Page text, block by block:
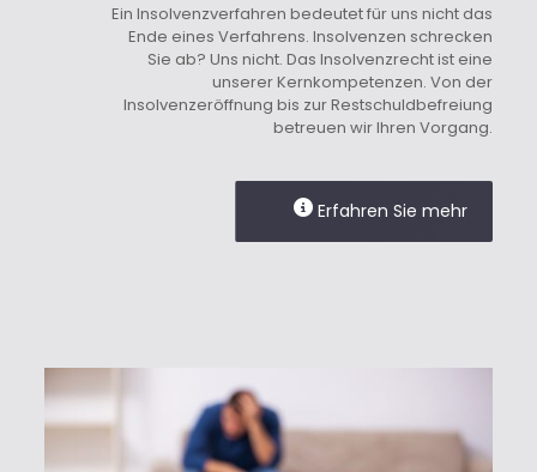
Ein Insolvenzverfahren bedeutet für uns nicht das
Ende eines Verfahrens. Insolvenzen schrecken
Sie ab? Uns nicht. Das Insolvenzrecht ist eine
unserer Kernkompetenzen. Von der
Insolvenzeröffnung bis zur Restschuldbefreiung
betreuen wir Ihren Vorgang.
Erfahren Sie mehr